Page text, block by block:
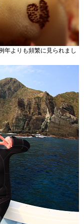
年よりも頻繁に見られまし